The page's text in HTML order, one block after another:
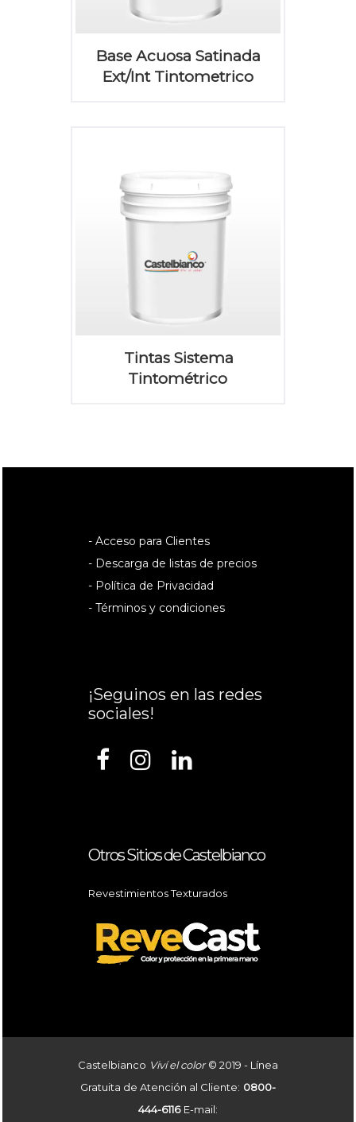
Base Acuosa Satinada
Ext/Int Tintometrico
Tintas Sistema
Tintométrico
- Acceso para Clientes
- Descarga de listas de precios
- Política de Privacidad
- Términos y condiciones
¡Seguinos en las redes
sociales!
Otros Sitios de Castelbianco
Revestimientos Texturados
Castelbianco Viví el color© 2019 - Línea
Gratuita de Atención al Cliente: 0800-
444-6116 E-mail: